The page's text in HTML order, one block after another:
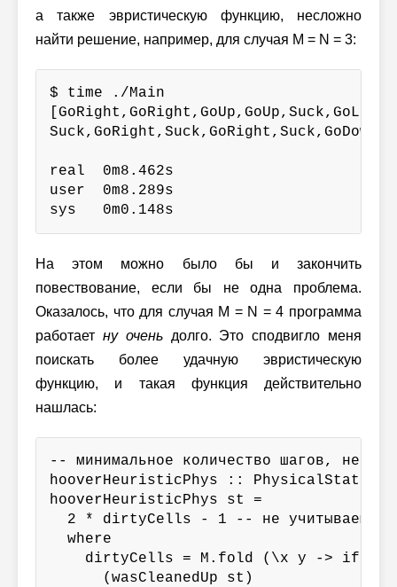
а также эвристическую функцию, несложно
найти решение, например, для случая M = N = 3:
$ time ./Main
real  0m8.462s
user  0m8.289s
sys   0m0.148s
На этом можно было бы и закончить
повествование, если бы не одна проблема.
Оказалось, что для случая M = N = 4 программа
работает ну оченьдолго. Это сподвигло меня
поискать более удачную эвристическую
функцию, и такая функция действительно
нашлась:
-- минимальное количество шагов,
hooverHeuristicPhys :: PhysicalState -
hooverHeuristicPhys st =
2 * dirtyCells - 1 -- не учитываем
  where
dirtyCells = M.fold (\x y -> if x
      (wasCleanedUp st)